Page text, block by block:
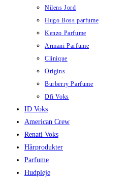
Nilens Jord
Hugo Boss parfume
Kenzo Parfume
Armani Parfume
Clinique
Origins
Burberry Parfume
Dfi Voks
ID Voks
American Crew
Renati Voks
Hårprodukter
Parfume
Hudpleje